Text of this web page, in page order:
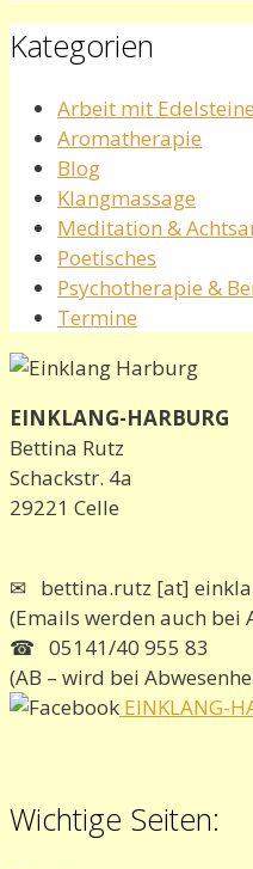
Kategorien
Arbeit mit
Aromatherapie
Blog
Klangmassage
Meditation &
Poetisches
Psychotherapie &
Termine
EINKLANG-HARBURG
Bettina Rutz
Schackstr. 4a
29221 Celle
✉ bettina.rutz [at]
(Emails werden auch bei
☎ 05141/40 955 83
(AB – wird bei
EINKLANG-
Wichtige Seiten: